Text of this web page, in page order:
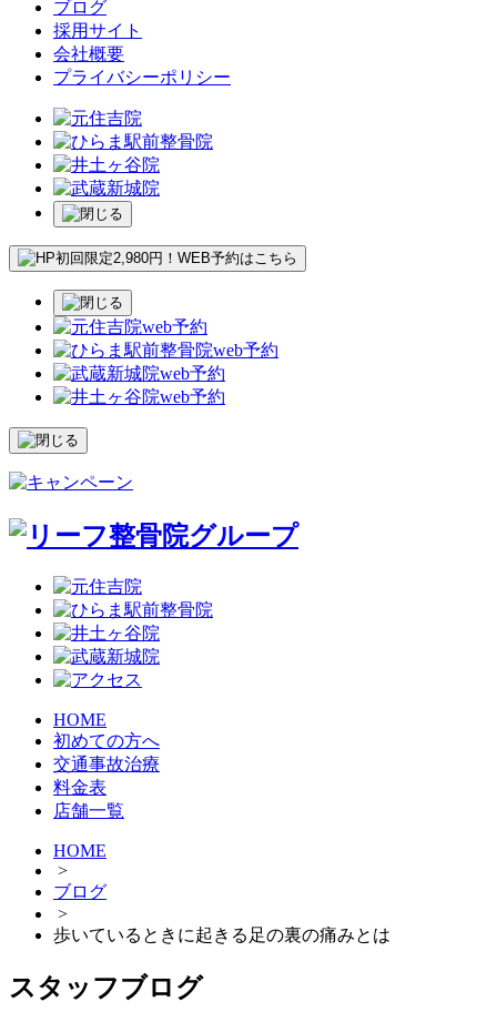
ブログ
採用サイト
会社概要
プライバシーポリシー
HOME
初めての方へ
交通事故治療
料金表
店舗一覧
HOME
>
ブログ
>
歩いているときに起きる足の裏の痛みとは
スタッフブログ